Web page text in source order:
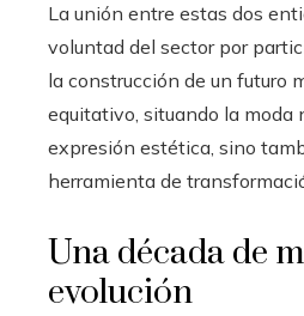
La unión entre estas dos
voluntad del sector por
la construcción de un futuro
equitativo, situando la moda
expresión estética, sino
herramienta de
Una década de
evolución